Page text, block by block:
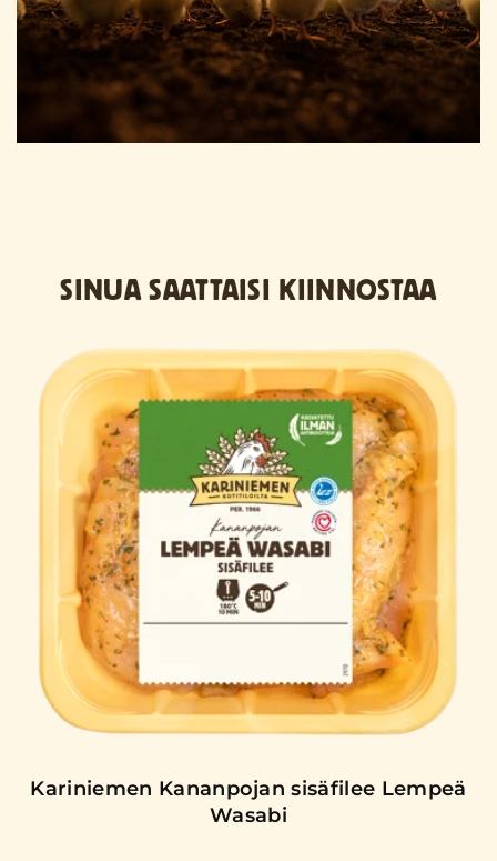
SINUA SAATTAISI KIINNOSTAA
Kariniemen Kananpojan sisäfilee Lempeä
Wasabi